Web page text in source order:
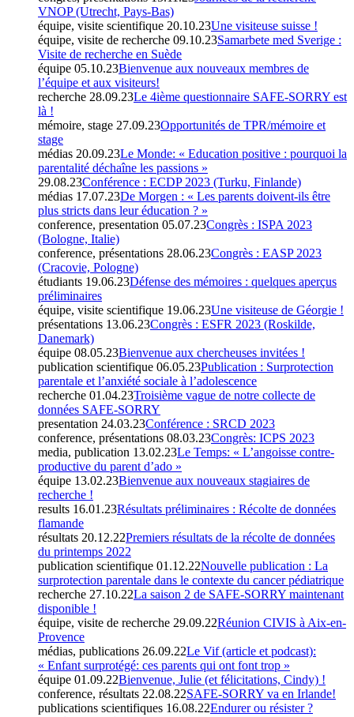
VNOP (Utrecht, Pays-Bas)
équipe, visite scientifique 20.10.23Une visiteuse suisse !
équipe, visite de recherche 09.10.23Samarbete med Sverige :
Visite de recherche en Suède
équipe 05.10.23Bienvenue aux nouveaux membres de
l’équipe et aux visiteurs!
recherche 28.09.23Le 4ième questionnaire SAFE-SORRY est
là !
mémoire, stage 27.09.23Opportunités de TPR/mémoire et
stage
médias 20.09.23Le Monde: « Education positive : pourquoi la
parentalité déchaîne les passions »
29.08.23Conférence : ECDP 2023 (Turku, Finlande)
médias 17.07.23De Morgen : « Les parents doivent-ils être
plus stricts dans leur éducation ? »
conference, presentation 05.07.23Congrès : ISPA 2023
(Bologne, Italie)
conference, présentations 28.06.23Congrès : EASP 2023
(Cracovie, Pologne)
étudiants 19.06.23Défense des mémoires : quelques aperçus
préliminaires
équipe, visite scientifique 19.06.23Une visiteuse de Géorgie !
présentations 13.06.23Congrès : ESFR 2023 (Roskilde,
Danemark)
équipe 08.05.23Bienvenue aux chercheuses invitées !
publication scientifique 06.05.23Publication : Surprotection
parentale et l’anxiété sociale à l’adolescence
recherche 01.04.23Troisième vague de notre collecte de
données SAFE-SORRY
presentation 24.03.23Conférence : SRCD 2023
conference, présentations 08.03.23Congrès: ICPS 2023
media, publication 13.02.23Le Temps: « L’angoisse contre-
productive du parent d’ado »
équipe 13.02.23Bienvenue aux nouveaux stagiaires de
recherche !
results 16.01.23Résultats préliminaires : Récolte de données
flamande
résultats 20.12.22Premiers résultats de la récolte de données
du printemps 2022
publication scientifique 01.12.22Nouvelle publication : La
surprotection parentale dans le contexte du cancer pédiatrique
recherche 27.10.22La saison 2 de SAFE-SORRY maintenant
disponible !
équipe, visite de recherche 29.09.22Réunion CIVIS à Aix-en-
Provence
médias, publications 26.09.22Le Vif (article et podcast):
« Enfant surprotégé: ces parents qui ont font trop »
équipe 01.09.22Bienvenue, Julie (et félicitations, Cindy) !
conference, résultats 22.08.22SAFE-SORRY va en Irlande!
publications scientifiques 16.08.22Endurer ou résister ?